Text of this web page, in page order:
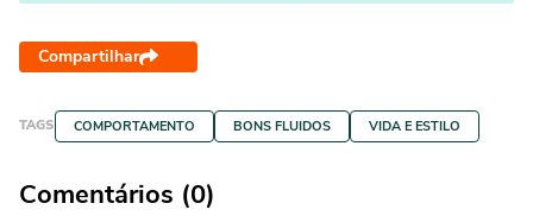
Compartilhar
TAGS COMPORTAMENTO BONS FLUIDOS VIDA E ESTILO
Comentários (0)